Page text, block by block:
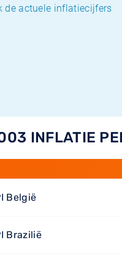
de actuele inflatiecijfers
INFLATIE
België
Brazilië